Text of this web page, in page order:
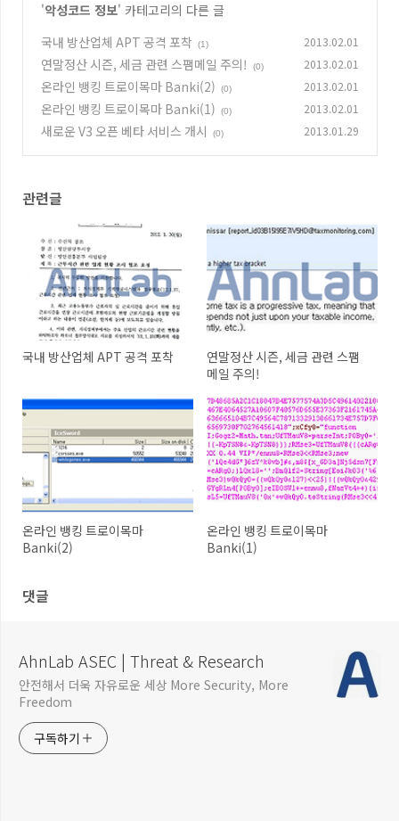
'악성코드 정보' 카테고리의 다른 글
국내 방산업체 APT 공격 포착
(1) 2013.02.01
연말정산 시즌, 세금 관련 스팸메일 주의! (0) 2013.02.01
온라인 뱅킹 트로이목마 Banki(2) (0) 2013.02.01
온라인 뱅킹 트로이목마 Banki(1) (0) 2013.02.01
새로운 V3 오픈 베타 서비스 개시 (0) 2013.01.29
관련글
국내 방산업체 APT 공격 포착
연말정산 시즌, 세금 관련 스팸
메일 주의!
온라인 뱅킹 트로이목마
Banki(2)
온라인 뱅킹 트로이목마
Banki(1)
댓글
AhnLab ASEC | Threat & Research
안전해서 더욱 자유로운 세상 More Security, More
Freedom
구독하기